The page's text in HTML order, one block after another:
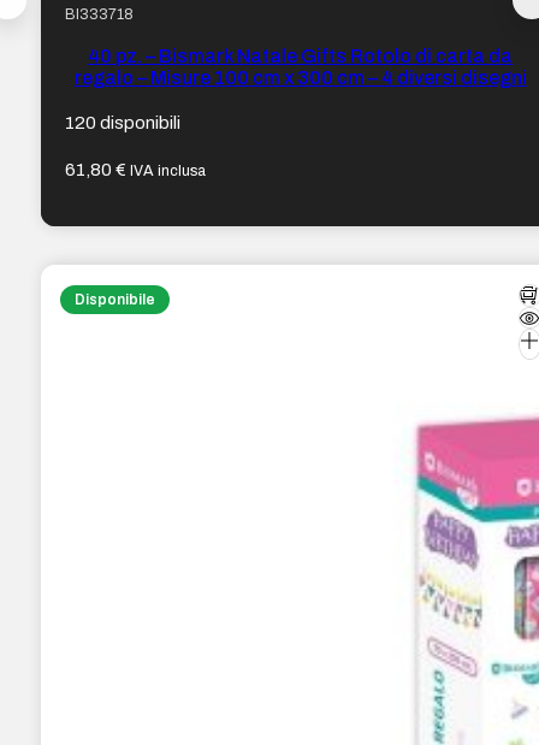
BI333718
40 pz. – Bismark Natale Gifts Rotolo di carta da
regalo – Misure 100 cm x 300 cm – 4 diversi disegni
120 disponibili
61,80€ IVA inclusa
Disponibile